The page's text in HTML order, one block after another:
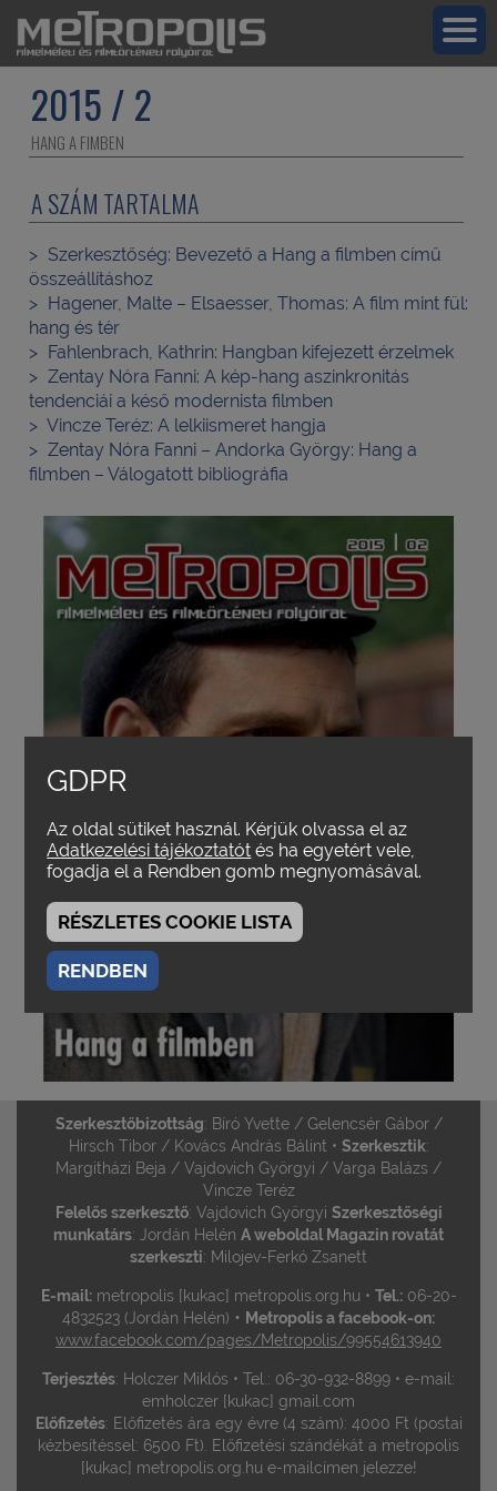
2015 / 2
HANG A FIMBEN
A SZÁM TARTALMA
Szerkesztőség: Bevezető a Hang a filmben című
összeállításhoz
Hagener, Malte – Elsaesser, Thomas: A film mint fül:
hang és tér
Fahlenbrach, Kathrin: Hangban kifejezett érzelmek
Zentay Nóra Fanni: A kép-hang aszinkronitás
tendenciái a késő modernista filmben
Vincze Teréz: A lelkiismeret hangja
Zentay Nóra Fanni – Andorka György: Hang a
filmben – Válogatott bibliográfia
Szerkesztőbizottság: Bíró Yvette / Gelencsér Gábor /
Hirsch Tibor / Kovács András Bálint • Szerkesztik:
Margitházi Beja / Vajdovich Györgyi / Varga Balázs /
Vincze Teréz
Felelős szerkesztő: Vajdovich Györgyi Szerkesztőségi
munkatárs: Jordán Helén A weboldal Magazin rovatát
szerkeszti: Milojev-Ferkó Zsanett
E-mail:metropolis [kukac] metropolis.org.hu • Tel.:06-20-
4832523 (Jordán Helén) • Metropolis a facebook-on:
www.facebook.com/pages/Metropolis/99554613940
Terjesztés: Holczer Miklós • Tel.: 06-30-932-8899 • e-mail:
emholczer [kukac] gmail.com
Előfizetés: Előfizetés ára egy évre (4 szám): 4000 Ft (postai
kézbesítéssel: 6500 Ft). Előfizetési szándékát a metropolis
[kukac] metropolis.org.hu e-mailcímen jelezze!
GDPR
Az oldal sütiket használ. Kérjük olvassa el az
Adatkezelési tájékoztatót és ha egyetért vele,
fogadja el a Rendben gomb megnyomásával.
RÉSZLETES COOKIE LISTA
RENDBEN